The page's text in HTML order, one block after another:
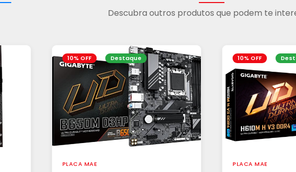
Descubra outros produtos que podem te
10% OFF Destaque
PLACA MAE
10% OFF
PLACA MAE